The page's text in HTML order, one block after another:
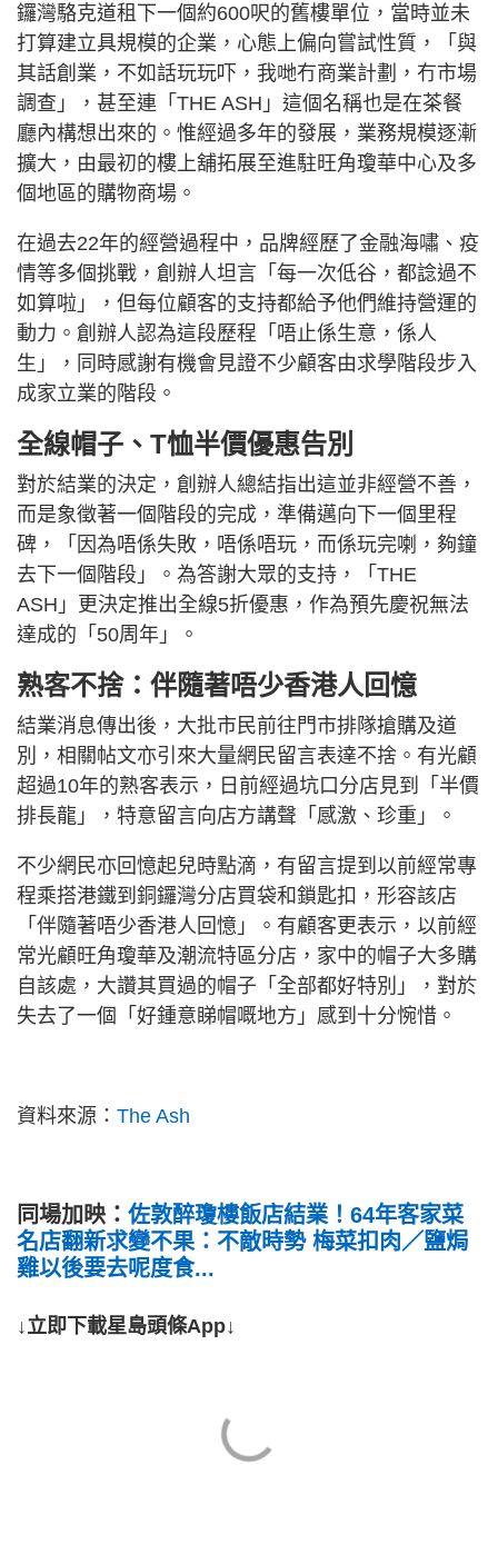
鑼灣駱克道租下一個約600呎的舊樓單位，當時並未
打算建立具規模的企業，心態上偏向嘗試性質，「與
其話創業，不如話玩玩吓，我哋冇商業計劃，冇市場
調查」，甚至連「THE ASH」這個名稱也是在茶餐
廳內構想出來的。惟經過多年的發展，業務規模逐漸
擴大，由最初的樓上舖拓展至進駐旺角瓊華中心及多
個地區的購物商場。
在過去22年的經營過程中，品牌經歷了金融海嘯、疫
情等多個挑戰，創辦人坦言「每一次低谷，都諗過不
如算啦」，但每位顧客的支持都給予他們維持營運的
動力。創辦人認為這段歷程「唔止係生意，係人
生」，同時感謝有機會見證不少顧客由求學階段步入
成家立業的階段。
全線帽子、T恤半價優惠告別
對於結業的決定，創辦人總結指出這並非經營不善，
而是象徵著一個階段的完成，準備邁向下一個里程
碑，「因為唔係失敗，唔係唔玩，而係玩完喇，夠鐘
去下一個階段」。為答謝大眾的支持，「THE
ASH」更決定推出全線5折優惠，作為預先慶祝無法
達成的「50周年」。
熟客不捨：伴隨著唔少香港人回憶
結業消息傳出後，大批市民前往門市排隊搶購及道
別，相關帖文亦引來大量網民留言表達不捨。有光顧
超過10年的熟客表示，日前經過坑口分店見到「半價
排長龍」，特意留言向店方講聲「感激、珍重」。
不少網民亦回憶起兒時點滴，有留言提到以前經常專
程乘搭港鐵到銅鑼灣分店買袋和鎖匙扣，形容該店
「伴隨著唔少香港人回憶」。有顧客更表示，以前經
常光顧旺角瓊華及潮流特區分店，家中的帽子大多購
自該處，大讚其買過的帽子「全部都好特別」，對於
失去了一個「好鍾意睇帽嘅地方」感到十分惋惜。
資料來源： The Ash
同場加映： 佐敦醉瓊樓飯店結業！64年客家菜
名店翻新求變不果：不敵時勢 梅菜扣肉／鹽焗
雞以後要去呢度食...
↓立即下載星島頭條App↓